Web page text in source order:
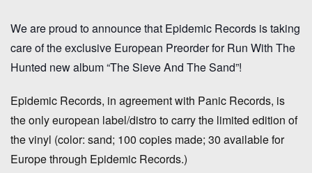
We are proud to announce that Epidemic Records is taking
care of theexclusive European Preorder for Run With The
Hunted new album “The Sieve And The Sand”!
Epidemic Records, in agreement with Panic Records, is
the only european label/distro to carry the limited edition of
the vinyl (color: sand; 100 copies made; 30 available for
Europe through Epidemic Records.)